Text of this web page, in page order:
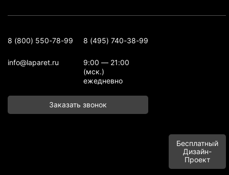
8 (800) 550-78-99 8 (495) 740-38-99
info@laparet.ru
9:00 — 21:00
(мск.)
ежедневно
Заказать звонок
Бесплатный
Дизайн-
Проект